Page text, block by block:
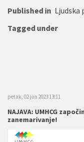
Published in Ljudska
Tagged under
petak, 02 jun 2023 13:11
NAJAVA: UMHCG
zanemarivanje!